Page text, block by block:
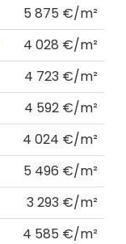
5 875 €/m²
4 028 €/m²
4 723 €/m²
4 592 €/m²
4 024 €/m²
5 496 €/m²
3 293 €/m²
4 585 €/m²